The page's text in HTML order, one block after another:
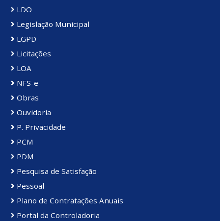
LDO
Legislação Municipal
LGPD
Licitações
LOA
NFS-e
Obras
Ouvidoria
P. Privacidade
PCM
PDM
Pesquisa de Satisfação
Pessoal
Plano de Contratações Anuais
Portal da Controladoria